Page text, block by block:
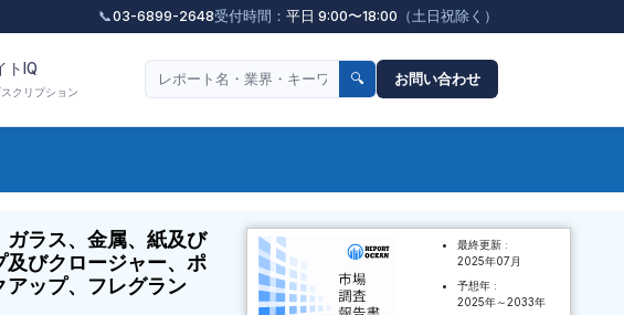
📞03-6899-2648受付時間： 平日 9:00〜18:00 （土日祝除く）
トIQ
クリプション
🔍 お問い合わせ
ラス、金属、紙及び
びクロージャー、ポ
アップ、フレグラン
最終更新 :
2025年07月
予想年 :
2025年～2033年